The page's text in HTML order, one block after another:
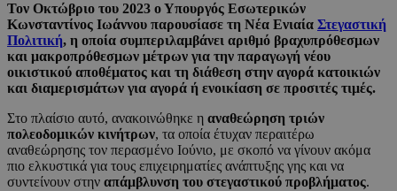
Τον Οκτώβριο του 2023 ο Υπουργός Εσωτερικών
Κωνσταντίνος Ιωάννου παρουσίασε τη Νέα Ενιαία Στεγαστική
Πολιτική, η οποία συμπεριλαμβάνει αριθμό βραχυπρόθεσμων
και μακροπρόθεσμων μέτρων για την παραγωγή νέου
οικιστικού αποθέματος και τη διάθεση στην αγορά κατοικιών
και διαμερισμάτων για αγορά ή ενοικίαση σε προσιτές τιμές.
Στο πλαίσιο αυτό, ανακοινώθηκε η αναθεώρηση τριών
πολεοδομικών κινήτρων, τα οποία έτυχαν περαιτέρω
αναθεώρησης τον περασμένο Ιούνιο, με σκοπό να γίνουν ακόμα
πιο ελκυστικά για τους επιχειρηματίες ανάπτυξης γης και να
συντείνουν στην απάμβλυνση του στεγαστικού προβλήματος.